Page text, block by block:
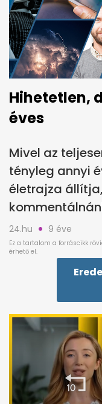
Hihetetlen,
éves
Mivel az
tényleg annyi
életrajza
24.hu 9 éve